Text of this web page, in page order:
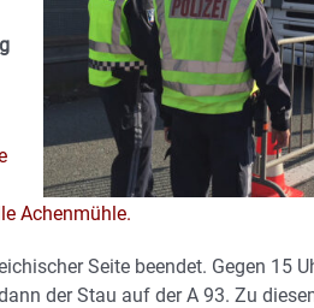
Achenmühle.
Seite beendet. Gegen 15
der Stau auf der A 93. Zu